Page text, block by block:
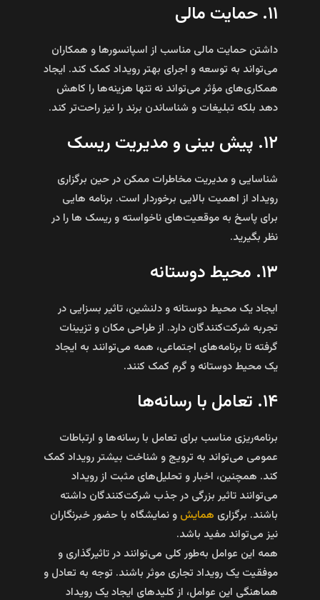
۱۱. حمایت مالی
داشتن حمایت مالی مناسب از اسپانسورها و همکاران
می‌تواند به توسعه و اجرای بهتر رویداد کمک کند. ایجاد
همکاری‌های مؤثر می‌تواند نه تنها هزینه‌ها را کاهش
دهد بلکه تبلیغات و شناساندن برند را نیز راحت‌تر کند.
۱۲. پیش بینی و مدیریت ریسک
شناسایی و مدیریت مخاطرات ممکن در حین برگزاری
رویداد از اهمیت بالایی برخوردار است. برنامه‌ هایی
برای پاسخ به موقعیت‌های ناخواسته و ریسک‌ ها را در
نظر بگیرید.
۱۳. محیط دوستانه
ایجاد یک محیط دوستانه و دلنشین، تاثیر بسزایی در
تجربه شرکت‌کنندگان دارد. از طراحی مکان و تزیینات
گرفته تا برنامه‌های اجتماعی، همه می‌توانند به ایجاد
یک محیط دوستانه و گرم کمک کنند.
۱۴. تعامل با رسانه‌ها
برنامه‌ریزی مناسب برای تعامل با رسانه‌ها و ارتباطات
عمومی می‌تواند به ترویج و شناخت بیشتر رویداد کمک
کند. همچنین، اخبار و تحلیل‌های مثبت از رویداد
می‌توانند تاثیر بزرگی در جذب شرکت‌کنندگان داشته
باشند. برگزاری همایش و نمایشگاه با حضور خبرنگاران
نیز می‌تواند مفید باشد.
همه این عوامل به‌طور کلی می‌توانند در تاثیرگذاری و
موفقیت یک رویداد تجاری موثر باشند. توجه به تعادل و
هماهنگی این عوامل، از کلیدهای ایجاد یک رویداد